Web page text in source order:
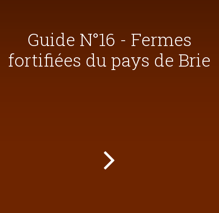
Guide N°16 - Fermes
fortifiées du pays de Brie